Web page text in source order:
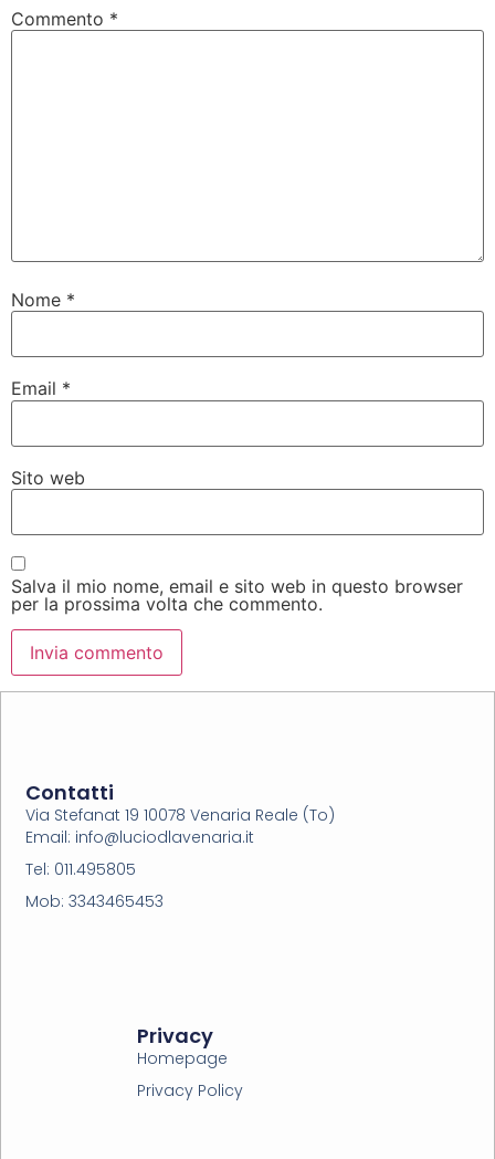
Commento *
Nome *
Email *
Sito web
Salva il mio nome, email e sito web in questo browser
per la prossima volta che commento.
Privacy
Homepage
Privacy Policy
Contatti
Via Stefanat 19 10078 Venaria Reale (To)
Email: info@luciodlavenaria.it
Tel: 011.495805
Mob: 3343465453